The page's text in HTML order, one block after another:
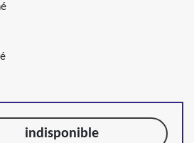
indisponible